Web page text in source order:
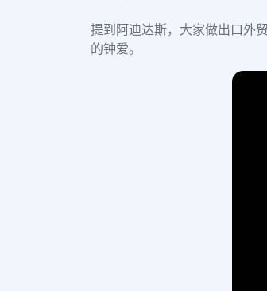
提到阿迪达斯，大家做出口外
的钟爱。